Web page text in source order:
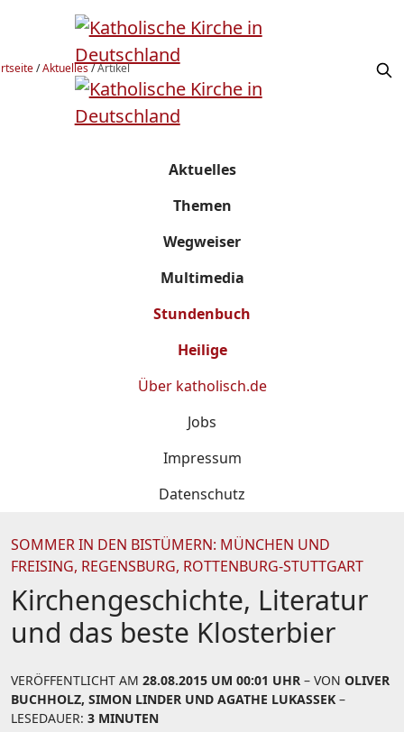
/Aktuelles/Artikel
Aktuelles
Themen
Wegweiser
Multimedia
Stundenbuch
Heilige
Über katholisch.de
Jobs
Impressum
Datenschutz
SOMMER IN DEN BISTÜMERN: MÜNCHEN UND
FREISING, REGENSBURG, ROTTENBURG-STUTTGART
Kirchengeschichte, Literatur
und das beste Klosterbier
VERÖFFENTLICHT AM 28.08.2015 UM 00:01 UHR – VON OLIVER
BUCHHOLZ, SIMON LINDER UND AGATHE LUKASSEK –
LESEDAUER: 3 MINUTEN